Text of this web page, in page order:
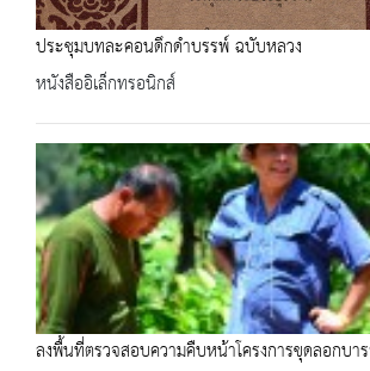
ประชุมบทละคอนดึกดำบรรพ์ ฉบับหลวง
หนังสืออิเล็กทรอนิกส์
ลงพื้นที่ตรวจสอบความคืบหน้าโครงการขุดลอกบา